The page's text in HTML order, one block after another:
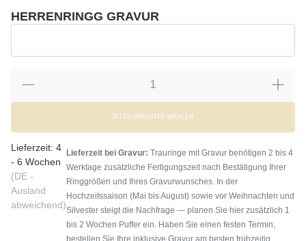
HERRENRINGG GRAVUR
BITTE VARIANTE WÄHLEN
Lieferzeit: 4
- 6 Wochen
(DE -
Ausland
abweichend)
Lieferzeit bei Gravur: Trauringe mit Gravur benötigen 2 bis 4
Werktage zusätzliche Fertigungszeit nach Bestätigung Ihrer
Ringgrößen und Ihres Gravurwunsches. In der
Hochzeitssaison (Mai bis August) sowie vor Weihnachten und
Silvester steigt die Nachfrage — planen Sie hier zusätzlich 1
bis 2 Wochen Puffer ein. Haben Sie einen festen Termin,
bestellen Sie Ihre inklusive Gravur am besten frühzeitig.